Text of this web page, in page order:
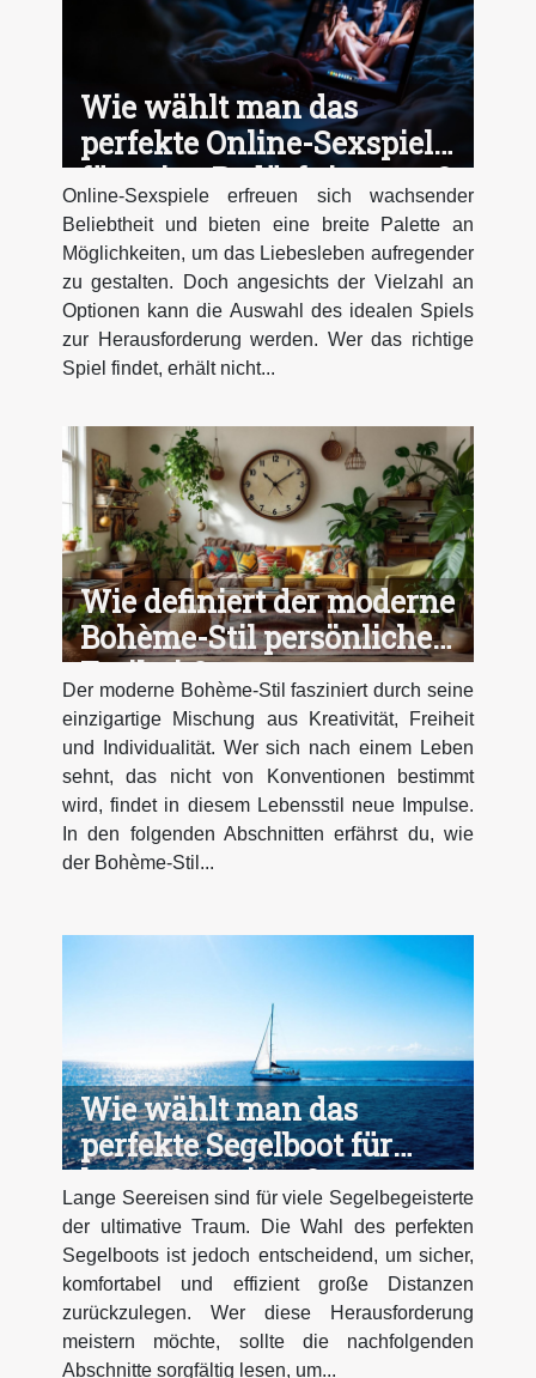
Wie wählt man das
perfekte Online-Sexspiel
für seine Bedürfnisse aus?
Online-Sexspiele erfreuen sich wachsender
Beliebtheit und bieten eine breite Palette an
Möglichkeiten, um das Liebesleben aufregender
zu gestalten. Doch angesichts der Vielzahl an
Optionen kann die Auswahl des idealen Spiels
zur Herausforderung werden. Wer das richtige
Spiel findet, erhält nicht...
Wie definiert der moderne
Bohème-Stil persönliche
Freiheit?
Der moderne Bohème-Stil fasziniert durch seine
einzigartige Mischung aus Kreativität, Freiheit
und Individualität. Wer sich nach einem Leben
sehnt, das nicht von Konventionen bestimmt
wird, findet in diesem Lebensstil neue Impulse.
In den folgenden Abschnitten erfährst du, wie
der Bohème-Stil...
Wie wählt man das
perfekte Segelboot für
lange Seereisen?
Lange Seereisen sind für viele Segelbegeisterte
der ultimative Traum. Die Wahl des perfekten
Segelboots ist jedoch entscheidend, um sicher,
komfortabel und effizient große Distanzen
zurückzulegen. Wer diese Herausforderung
meistern möchte, sollte die nachfolgenden
Abschnitte sorgfältig lesen, um...